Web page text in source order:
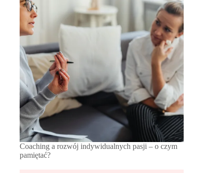
Coaching a rozwój indywidualnych pasji – o czym
pamiętać?